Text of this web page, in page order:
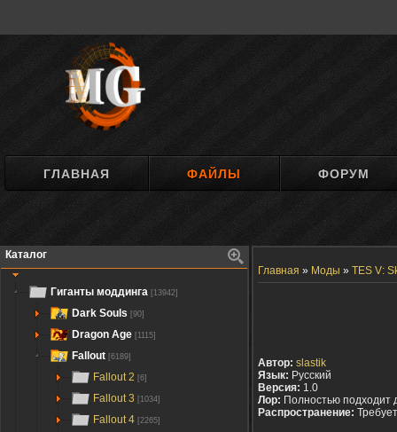
ГЛАВНАЯ ФАЙЛЫ ФОРУМ
Каталог
Гиганты моддинга [13942]
Dark Souls [90]
Dragon Age [1115]
Fallout [6189]
Fallout 2 [6]
Fallout 3 [1034]
Fallout 4 [2265]
Главная » Моды » TES V:
Автор: slastik
Язык: Русский
Версия: 1.0
Лор: Полностью подходит
Распространение: